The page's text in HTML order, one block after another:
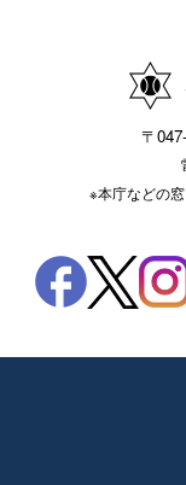
〒
※本庁などの窓